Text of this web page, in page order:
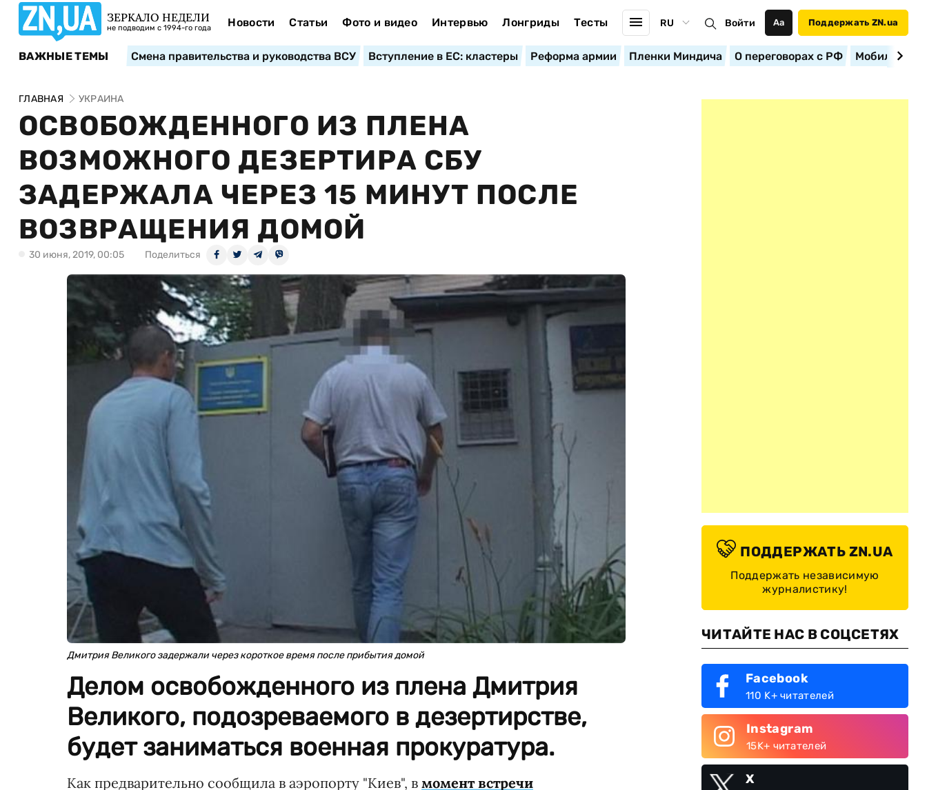
ЗЕРКАЛО НЕДЕЛИ
не подводим с 1994-го года Новости Статьи Фото и видео Интервью Лонгриды Тесты RU Войти Аа Поддержать ZN.ua
ВАЖНЫЕ ТЕМЫ Смена правительства и руководства ВСУ Вступление в ЕС: кластеры Реформа армии Пленки Миндича О переговорах с РФ
ГЛАВНАЯ УКРАИНА
ОСВОБОЖДЕННОГО ИЗ ПЛЕНА
ВОЗМОЖНОГО ДЕЗЕРТИРА СБУ
ЗАДЕРЖАЛА ЧЕРЕЗ 15 МИНУТ ПОСЛЕ
ВОЗВРАЩЕНИЯ ДОМОЙ
30 июня, 2019, 00:05 Поделиться
Дмитрия Великого задержали через короткое время после прибытия домой
Делом освобожденного из плена Дмитрия
Великого, подозреваемого в дезертирстве,
будет заниматься военная прокуратура.
Как предварительно сообщила в аэропорту "Киев", в момент встречи
ПОДДЕРЖАТЬ ZN.UA
Поддержать независимую
журналистику!
ЧИТАЙТЕ НАС В СОЦСЕТЯХ
Facebook
110 K+ читателей
Instagram
15K+ читателей
X